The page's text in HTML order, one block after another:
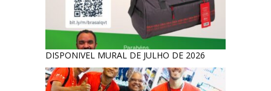
DISPONIVEL MURAL DE JULHO DE 2026